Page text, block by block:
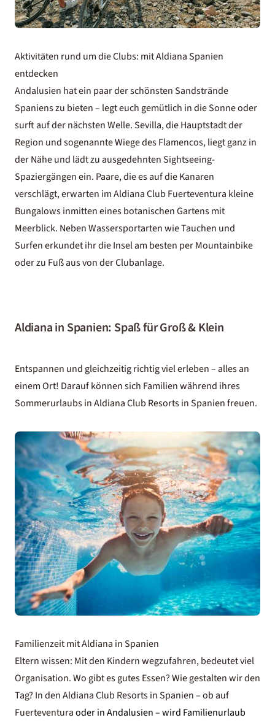
Aktivitäten rund um die Clubs: mit Aldiana Spanien
entdecken
Andalusien hat ein paar der schönsten Sandstrände
Spaniens zu bieten – legt euch gemütlich in die Sonne oder
surft auf der nächsten Welle. Sevilla, die Hauptstadt der
Region und sogenannte Wiege des Flamencos, liegt ganz in
der Nähe und lädt zu ausgedehnten Sightseeing-
Spaziergängen ein. Paare, die es auf die Kanaren
verschlägt, erwarten im Aldiana Club Fuerteventura kleine
Bungalows inmitten eines botanischen Gartens mit
Meerblick. Neben Wassersportarten wie Tauchen und
Surfen erkundet ihr die Insel am besten per Mountainbike
oder zu Fuß aus von der Clubanlage.
Aldiana in Spanien: Spaß für Groß & Klein
Entspannen und gleichzeitig richtig viel erleben – alles an
einem Ort! Darauf können sich Familien während ihres
Sommerurlaubs in AldianaClub Resorts in Spanien freuen.
Familienzeit mit Aldiana in Spanien
Eltern wissen: Mit den Kindern wegzufahren, bedeutet viel
Organisation. Wo gibt es gutes Essen? Wie gestalten wir den
Tag? In den Aldiana Club Resorts in Spanien – ob auf
Fuerteventuraoder in Andalusien – wird Familienurlaub